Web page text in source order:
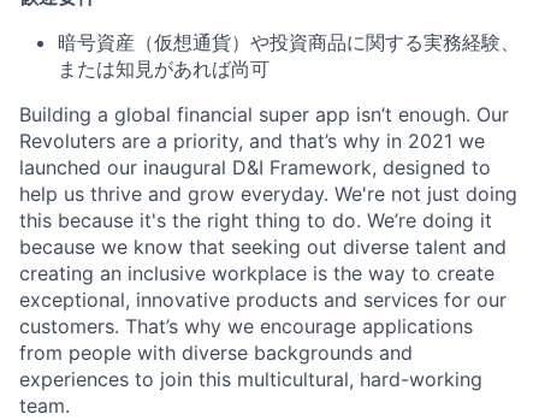
暗号資産（仮想通貨）や投資商品に関する実務経験、
または知見があれば尚可
Building a global financial super app isn’t enough. Our
Revoluters are a priority, and that’s why in 2021 we
launched our inaugural D&I Framework, designed to
help us thrive and grow everyday. We're not just doing
this because it's the right thing to do. We’re doing it
because we know that seeking out diverse talent and
creating an inclusive workplace is the way to create
exceptional, innovative products and services for our
customers. That’s why we encourage applications
from people with diverse backgrounds and
experiences to join this multicultural, hard-working
team.